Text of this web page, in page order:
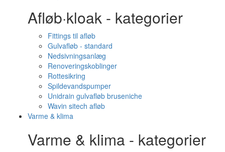
Afløb·kloak - kategorier
Fittings til afløb
Gulvafløb - standard
Nedsivningsanlæg
Renoveringskoblinger
Rottesikring
Spildevandspumper
Unidrain gulvafløb bruseniche
Wavin sitech afløb
Varme & klima
Varme & klima - kategorier